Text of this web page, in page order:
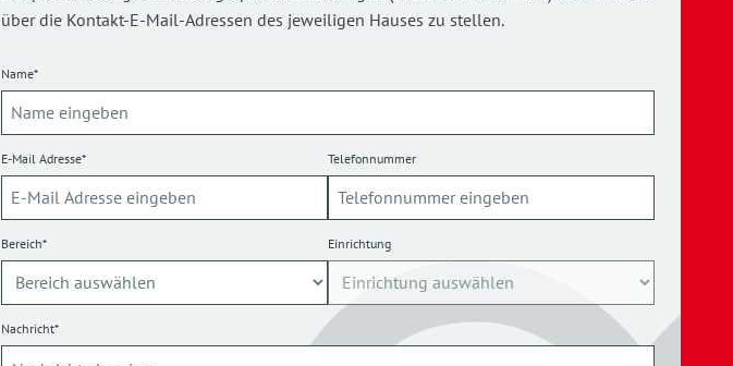
über die Kontakt-E-Mail-Adressen des jeweiligen Hauses zu stellen.
Name*
E-Mail Adresse* Telefonnummer
Bereich* Einrichtung
Nachricht*